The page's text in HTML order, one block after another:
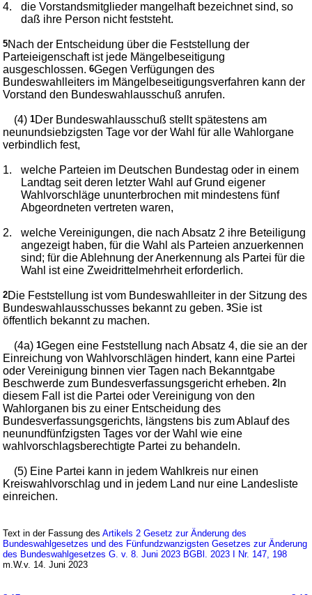
4.
die Vorstandsmitglieder mangelhaft bezeichnet sind, so
daß ihre Person nicht feststeht.
5Nach der Entscheidung über die Feststellung der
Parteieigenschaft ist jede Mängelbeseitigung
ausgeschlossen.6Gegen Verfügungen des
Bundeswahlleiters im Mängelbeseitigungsverfahren kann der
Vorstand den Bundeswahlausschuß anrufen.
(4)1Der Bundeswahlausschuß stellt spätestens am
neunundsiebzigsten Tage vor der Wahl für alle Wahlorgane
verbindlich fest,
1.
welche Parteien im Deutschen Bundestag oder in einem
Landtag seit deren letzter Wahl auf Grund eigener
Wahlvorschläge ununterbrochen mit mindestens fünf
Abgeordneten vertreten waren,
2.
welche Vereinigungen, die nach Absatz 2 ihre Beteiligung
angezeigt haben, für die Wahl als Parteien anzuerkennen
sind; für die Ablehnung der Anerkennung als Partei für die
Wahl ist eine Zweidrittelmehrheit erforderlich.
2Die Feststellung ist vom Bundeswahlleiter in der Sitzung des
Bundeswahlausschusses bekannt zu geben.3Sie ist
öffentlich bekannt zu machen.
(4a)1Gegen eine Feststellung nach Absatz 4, die sie an der
Einreichung von Wahlvorschlägen hindert, kann eine Partei
oder Vereinigung binnen vier Tagen nach Bekanntgabe
Beschwerde zum Bundesverfassungsgericht erheben.2 In
diesem Fall ist die Partei oder Vereinigung von den
Wahlorganen bis zu einer Entscheidung des
Bundesverfassungsgerichts, längstens bis zum Ablauf des
neunundfünfzigsten Tages vor der Wahl wie eine
wahlvorschlagsberechtigte Partei zu behandeln.
(5) Eine Partei kann in jedem Wahlkreis nur einen
Kreiswahlvorschlag und in jedem Land nur eine Landesliste
einreichen.
Text in der Fassung desArtikels 2 Gesetz zur Änderung des
Bundeswahlgesetzes und des Fünfundzwanzigsten Gesetzes zur Änderung
des Bundeswahlgesetzes G. v. 8. Juni 2023 BGBl. 2023 I Nr. 147, 198
m.W.v. 14. Juni 2023